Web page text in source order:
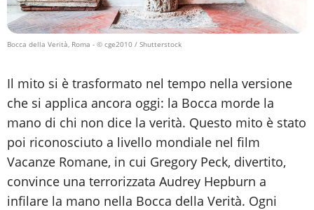
Bocca della Verità, Roma - © cge2010 / Shutterstock
Il mito si è trasformato nel tempo nella versione
che si applica ancora oggi: la Bocca morde la
mano di chi non dice la verità. Questo mito è stato
poi riconosciuto a livello mondiale nel film
Vacanze Romane, in cui Gregory Peck, divertito,
convince una terrorizzata Audrey Hepburn a
infilare la mano nella Bocca della Verità. Ogni